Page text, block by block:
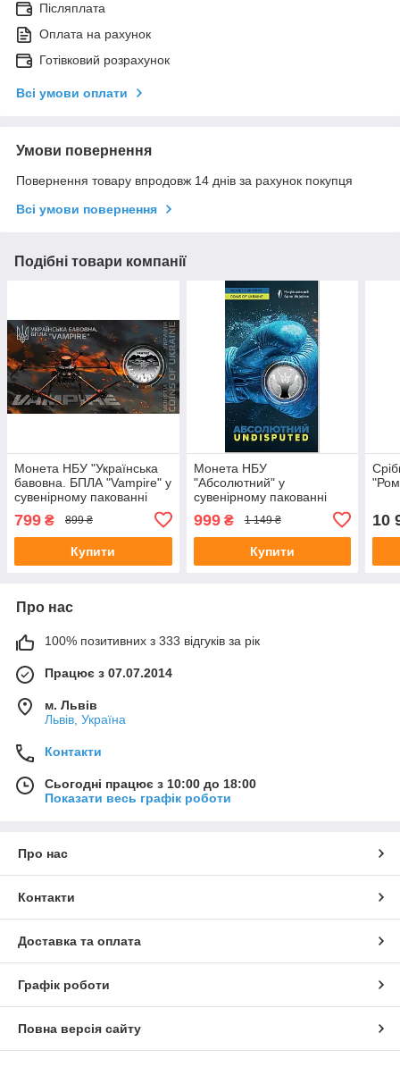
Післяплата
Оплата на рахунок
Готівковий розрахунок
Всі умови оплати
Умови повернення
Повернення товару впродовж 14 днів за рахунок покупця
Всі умови повернення
Подібні товари компанії
Монета НБУ "Українська
бавовна. БПЛА "Vampire" у
сувенірному пакованні
799 ₴ 899 ₴
Купити
Монета НБУ
"Абсолютний" у
сувенірному пакованні
999₴ 1 149 ₴
Купити
10
Про нас
100% позитивних з 333 відгуків за рік
Працює з 07.07.2014
м. Львів
Львів, Україна
Контакти
Сьогодні працює з 10:00 до 18:00
Показати весь графік роботи
Про нас
Контакти
Доставка та оплата
Графік роботи
Повна версія сайту